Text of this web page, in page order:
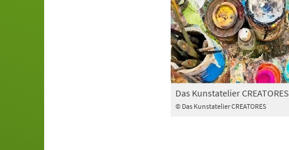
© Das Kunstatelier CREATORES
Das Kunstatelier CREATORES